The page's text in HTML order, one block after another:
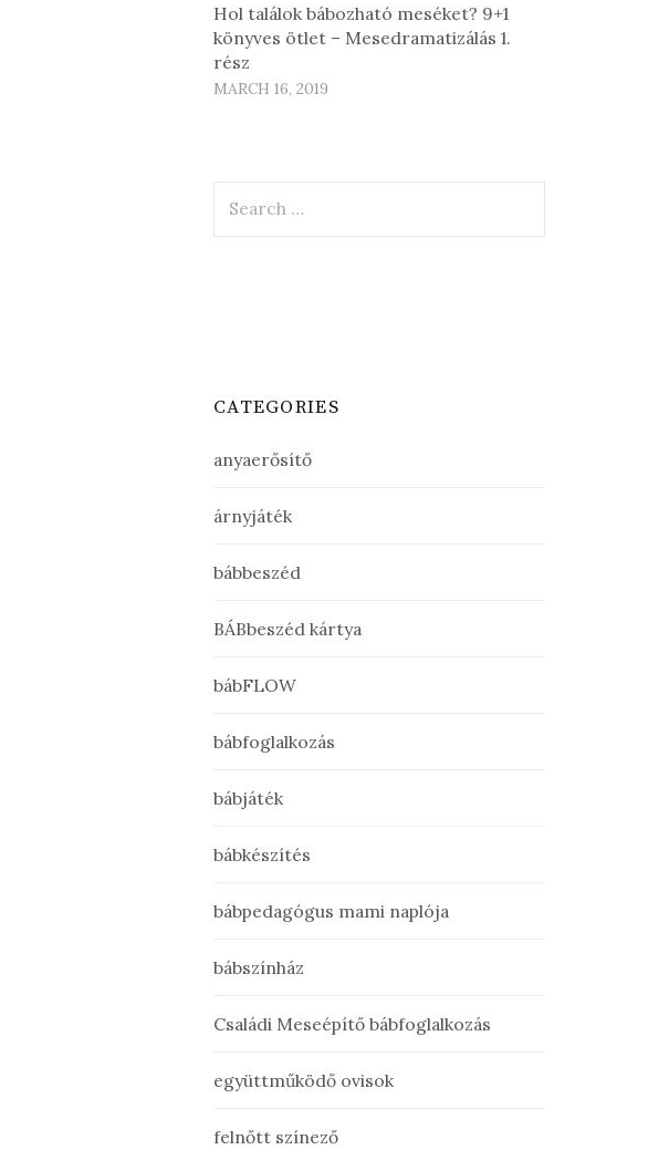
Hol találok bábozható meséket? 9+1
könyves ötlet – Mesedramatizálás 1.
rész
MARCH 16, 2019
for:
CATEGORIES
anyaerősítő
árnyjáték
bábbeszéd
BÁBbeszéd kártya
bábFLOW
bábfoglalkozás
bábjáték
bábkészítés
bábpedagógus mami naplója
bábszínház
Családi Meseépítő bábfoglalkozás
együttműködő ovisok
felnőtt színező